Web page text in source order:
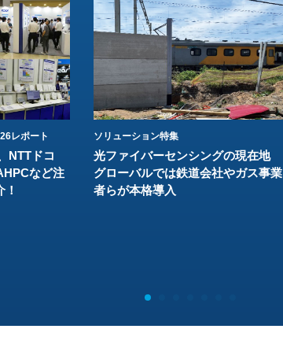
レポート
NTTドコ
など注
ソリューション特集
光ファイバーセンシングの現在地
グローバルでは鉄道会社やガス事業
者らが本格導入